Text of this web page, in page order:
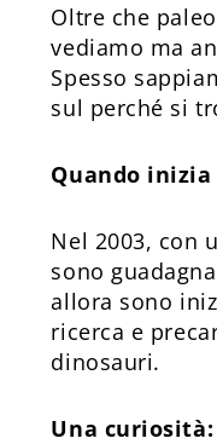
Oltre che
vediamo ma
Spesso
sul perché si
Quando
Nel 2003, con
sono
allora sono
ricerca e
dinosauri.
Una curiosità: